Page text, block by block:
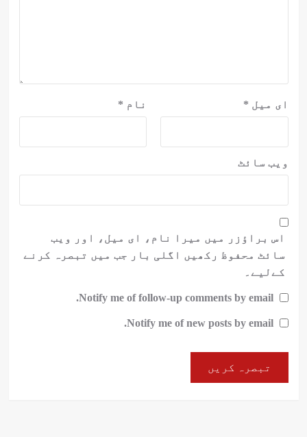
نام * ای میل *
ویب‌ سائٹ
اس براؤزر میں میرا نام، ای میل، اور ویب
سائٹ محفوظ رکھیں اگلی بار جب میں تبصرہ کرنے
کےلیے۔
Notify me of follow-up comments by email.
Notify me of new posts by email.